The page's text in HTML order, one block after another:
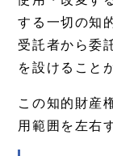
する一切の知
受託者から委
を設けること
この知的財産
用範囲を左右